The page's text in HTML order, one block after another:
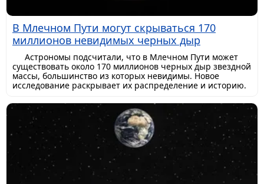
В Млечном Пути могут скрываться 170
миллионов невидимых черных дыр
Астрономы подсчитали, что в Млечном Пути может
существовать около 170 миллионов черных дыр звездной
массы, большинство из которых невидимы. Новое
исследование раскрывает их распределение и историю.